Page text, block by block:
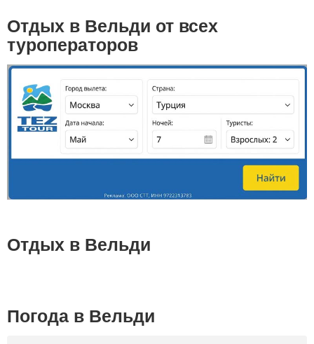
Отдых в Вельди от всех
туроператоров
Отдых в Вельди
Погода в Вельди